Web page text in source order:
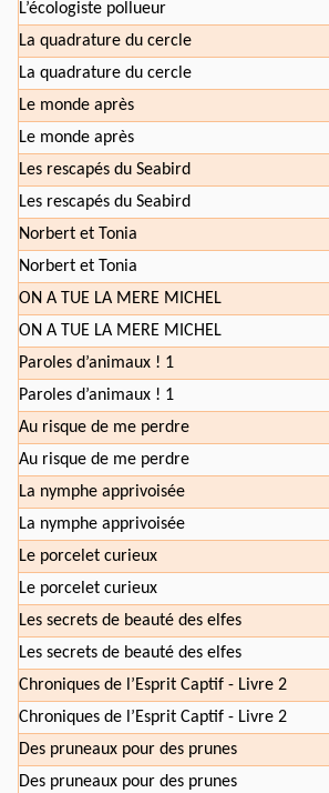
L’écologiste pollueur
La quadrature du cercle
La quadrature du cercle
Le monde après
Le monde après
Les rescapés du Seabird
Les rescapés du Seabird
Norbert et Tonia
Norbert et Tonia
ON A TUE LA MERE MICHEL
ON A TUE LA MERE MICHEL
Paroles d’animaux ! 1
Paroles d’animaux ! 1
Au risque de me perdre
Au risque de me perdre
La nymphe apprivoisée
La nymphe apprivoisée
Le porcelet curieux
Le porcelet curieux
Les secrets de beauté des elfes
Les secrets de beauté des elfes
Chroniques de l’Esprit Captif - Livre 2
Chroniques de l’Esprit Captif - Livre 2
Des pruneaux pour des prunes
Des pruneaux pour des prunes